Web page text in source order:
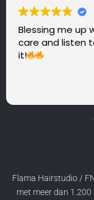
Blessing me up
care and listen
it!
Flama Hairstudio /
met meer dan 1.200